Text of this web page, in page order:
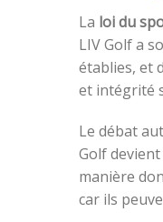
La loi du
LIV Golf a
établies, et
et intégrité
Le débat
Golf
manière
car ils